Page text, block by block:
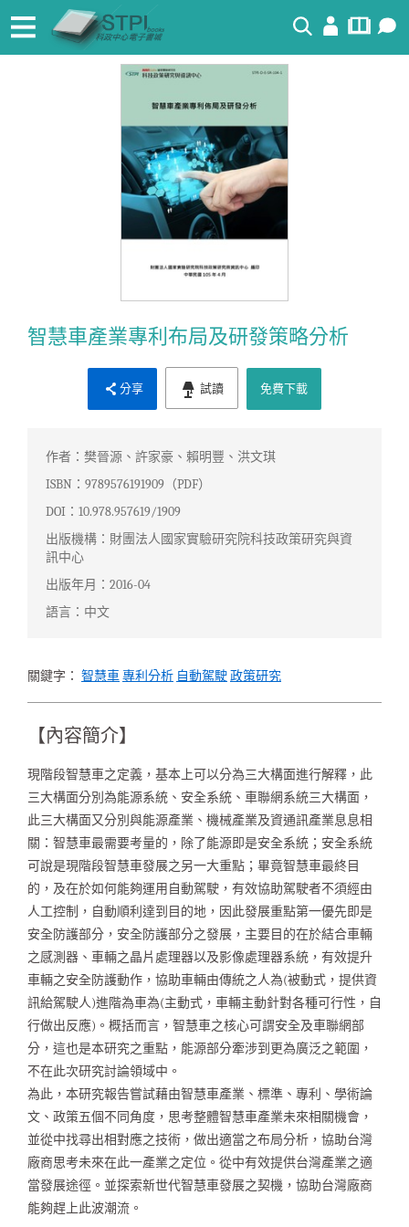
搜尋
智慧車產業專利布局及研發策略分析
分享 試讀 免費下載
作者：樊晉源、許家豪、賴明豐、洪文琪
ISBN：9789576191909（PDF）
DOI：10.978.957619/1909
出版機構：財團法人國家實驗研究院科技政策研究與資
訊中心
出版年月：2016-04
語言：中文
關鍵字： 智慧車專利分析 自動駕駛政策研究
【內容簡介】
現階段智慧車之定義，基本上可以分為三大構面進行解釋，此
三大構面分別為能源系統、安全系統、車聯網系統三大構面，
此三大構面又分別與能源產業、機械產業及資通訊產業息息相
關：智慧車最需要考量的，除了能源即是安全系統；安全系統
可說是現階段智慧車發展之另一大重點；畢竟智慧車最終目
的，及在於如何能夠運用自動駕駛，有效協助駕駛者不須經由
人工控制，自動順利達到目的地，因此發展重點第一優先即是
安全防護部分，安全防護部分之發展，主要目的在於結合車輛
之感測器、車輛之晶片處理器以及影像處理器系統，有效提升
車輛之安全防護動作，協助車輛由傳統之人為(被動式，提供資
訊給駕駛人)進階為車為(主動式，車輛主動針對各種可行性，自
行做出反應)。概括而言，智慧車之核心可謂安全及車聯網部
分，這也是本研究之重點，能源部分牽涉到更為廣泛之範圍，
不在此次研究討論領域中。
為此，本研究報告嘗試藉由智慧車產業、標準、專利、學術論
文、政策五個不同角度，思考整體智慧車產業未來相關機會，
並從中找尋出相對應之技術，做出適當之布局分析，協助台灣
廠商思考未來在此一產業之定位。從中有效提供台灣產業之適
當發展途徑。並探索新世代智慧車發展之契機，協助台灣廠商
能夠趕上此波潮流。